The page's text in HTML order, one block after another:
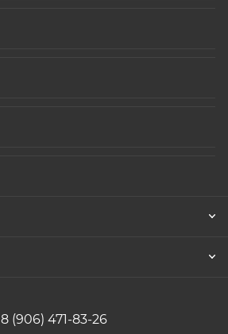
8 (906) 471-83-26